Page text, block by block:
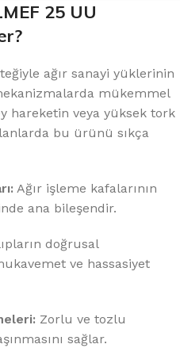
25 UU
ağır sanayi yüklerinin
mükemmel
hareketin veya yüksek tork
bu ürünü sıkça
Ağır işleme kafalarının
ana bileşendir.
doğrusal
ve hassasiyet
Zorlu ve tozlu
sağlar.